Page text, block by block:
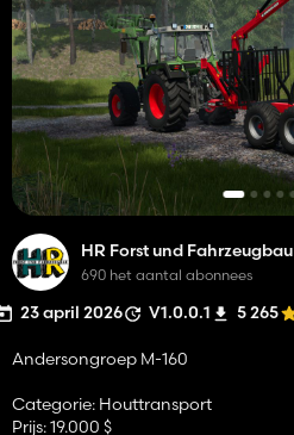
HR Forst und Fahrzeugbau
690 het aantal abonnees
23 april 2026 V1.0.0.1 5 265
Andersongroep M-160
Categorie: Houttransport
Prijs: 19.000 $